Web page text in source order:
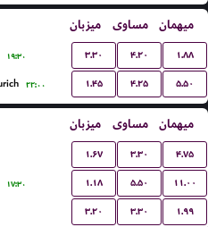
میزبان مساوی میهمان
۱۹:۳۰ ۳.۳۰ ۴.۲۰ ۱.۸۸
۲۲:۰۰ ۱.۴۵ ۴.۲۵ ۵.۵۰
میزبان مساوی میهمان
۱.۶۷ ۳.۳۰ ۴.۷۵
۱۷:۳۰ ۱.۱۸ ۵.۵۰ ۱۱.۰۰
۳.۲۰ ۳.۳۰ ۱.۹۹